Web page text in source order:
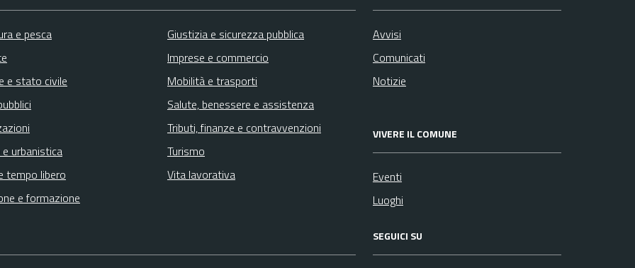
e pesca
e stato civile
urbanistica
tempo libero
e formazione
Giustizia e sicurezza pubblica
Imprese e commercio
Mobilità e trasporti
Salute, benessere e assistenza
Tributi, finanze e contravvenzioni
Turismo
Vita lavorativa
Avvisi
Comunicati
Notizie
VIVERE IL COMUNE
Eventi
Luoghi
SEGUICI SU